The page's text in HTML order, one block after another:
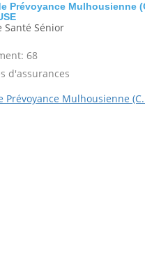
Prévoyance Mulhousienne
Santé Sénior
68
d'assurances
Prévoyance Mulhousienne